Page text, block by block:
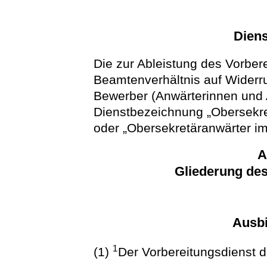
Die zur Ableistung des
Beamtenverhältnis auf
Bewerber (Anwärterinnen
Dienstbezeichnung
oder „Obersekretäranwärter
Gliederung
(1) 1Der Vorbereitungsdienst